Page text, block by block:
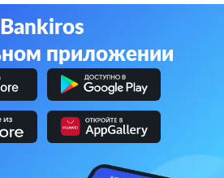
Bankiros
приложении